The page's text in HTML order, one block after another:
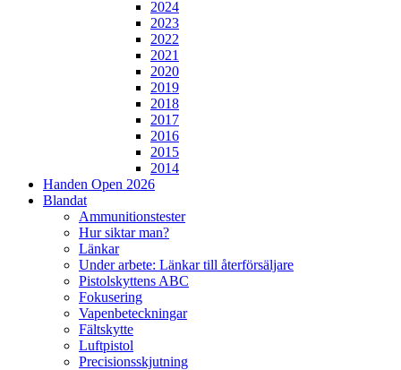
2024
2023
2022
2021
2020
2019
2018
2017
2016
2015
2014
Handen Open 2026
Blandat
Ammunitionstester
Hur siktar man?
Länkar
Under arbete: Länkar till återförsäljare
Pistolskyttens ABC
Fokusering
Vapenbeteckningar
Fältskytte
Luftpistol
Precisionsskjutning